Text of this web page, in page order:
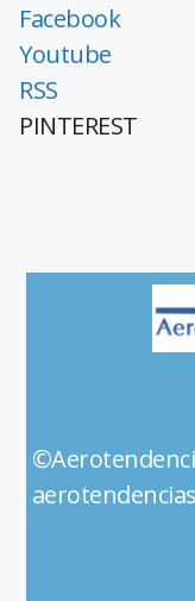
Facebook
Youtube
RSS
PINTEREST